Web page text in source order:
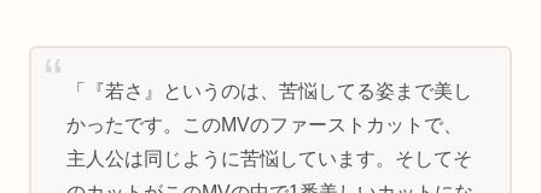
「『若さ』というのは、苦悩してる姿まで美し
かったです。このMVのファーストカットで、
主人公は同じように苦悩しています。そしてそ